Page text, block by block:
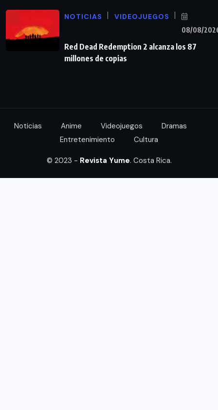
NOTICIAS VIDEOJUEGOS
08/08/
Red Dead Redemption 2 alcanza los 87
millones de copias
Noticias Anime Videojuegos
Dramas
Entretenimiento
Cultura
© 2023 - Revista Yume. Costa Rica.